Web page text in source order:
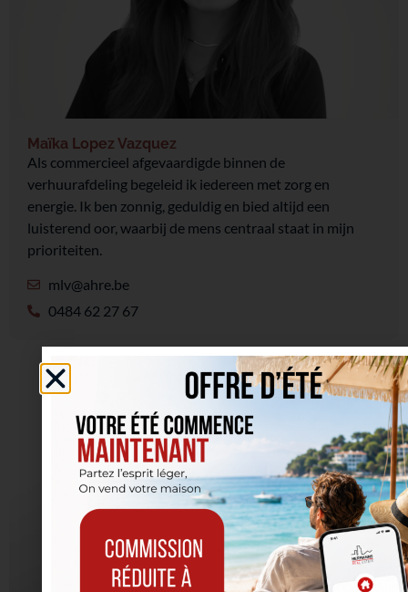
Maïka Lopez Vazquez
Als commercieel afgevaardigde binnen de
verhuurafdeling begeleid ik iedereen met zorg en
energie. Ik ben zonnig, geduldig en bied altijd een
luisterend oor, waarbij de mens centraal staat in mijn
prioriteiten.
mlv@ahre.be
0484 62 27 67